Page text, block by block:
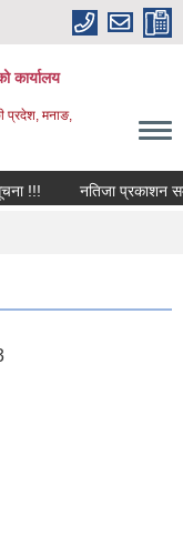
कार्यालय
प्रदेश, मनाङ,
!!! नतिजा प्रकाशन